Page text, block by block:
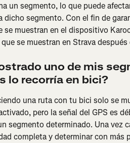
un segmento, lo que puede
dicho segmento. Con el fin de
muestran en el dispositivo
se muestran en Strava después
uno de mis
lo recorría en bici?
una ruta con tu bici solo se
pero la señal del GPS es
segmento determinado. Una vez
completa y determinar con más